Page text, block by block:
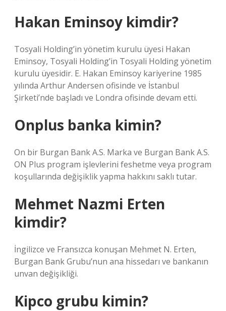
Hakan Eminsoy kimdir?
Tosyali Holding’in yönetim kurulu üyesi Hakan
Eminsoy, Tosyali Holding’in Tosyali Holding yönetim
kurulu üyesidir. E. Hakan Eminsoy kariyerine 1985
yılında Arthur Andersen ofisinde ve İstanbul
Şirketi’nde başladı ve Londra ofisinde devam etti.
Onplus banka kimin?
On bir Burgan Bank A.S. Marka ve Burgan Bank A.S.
ON Plus program işlevlerini feshetme veya program
koşullarında değişiklik yapma hakkını saklı tutar.
Mehmet Nazmi Erten
kimdir?
İngilizce ve Fransızca konuşan Mehmet N. Erten,
Burgan Bank Grubu’nun ana hissedarı ve bankanın
unvan değişikliği.
Kipco grubu kimin?